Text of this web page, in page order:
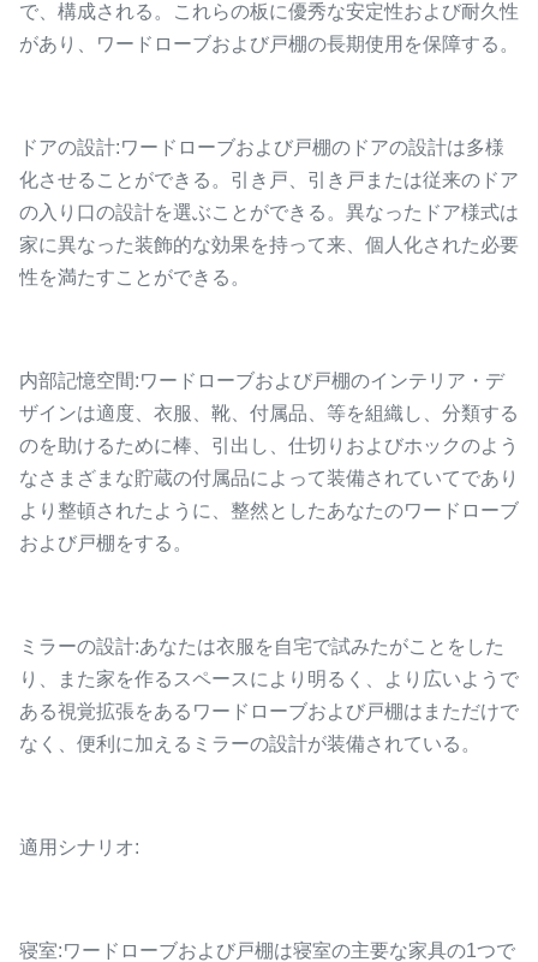
で、構成される。これらの板に優秀な安定性および耐久性
があり、ワードローブおよび戸棚の長期使用を保障する。
ドアの設計:ワードローブおよび戸棚のドアの設計は多様
化させることができる。引き戸、引き戸または従来のドア
の入り口の設計を選ぶことができる。異なったドア様式は
家に異なった装飾的な効果を持って来、個人化された必要
性を満たすことができる。
内部記憶空間:ワードローブおよび戸棚のインテリア・デ
ザインは適度、衣服、靴、付属品、等を組織し、分類する
のを助けるために棒、引出し、仕切りおよびホックのよう
なさまざまな貯蔵の付属品によって装備されていてであり
より整頓されたように、整然としたあなたのワードローブ
および戸棚をする。
ミラーの設計:あなたは衣服を自宅で試みたがことをした
り、また家を作るスペースにより明るく、より広いようで
ある視覚拡張をあるワードローブおよび戸棚はまただけで
なく、便利に加えるミラーの設計が装備されている。
適用シナリオ:
寝室:ワードローブおよび戸棚は寝室の主要な家具の1つで